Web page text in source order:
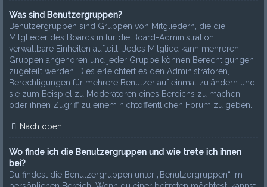
Was sind Benutzergruppen?
Benutzergruppen sind Gruppen von Mitgliedern, die die
Mitglieder des Boards in für die Board-Administration
verwaltbare Einheiten aufteilt. Jedes Mitglied kann mehreren
Gruppen angehören und jeder Gruppe können Berechtigungen
zugeteilt werden. Dies erleichtert es den Administratoren,
Berechtigungen für mehrere Benutzer auf einmal zu ändern und
sie zum Beispiel zu Moderatoren eines Bereichs zu machen
oder ihnen Zugriff zu einem nichtöffentlichen Forum zu geben.
Nach oben
Wo finde ich die Benutzergruppen und wie trete ich ihnen
bei?
Du findest die Benutzergruppen unter „Benutzergruppen“ im